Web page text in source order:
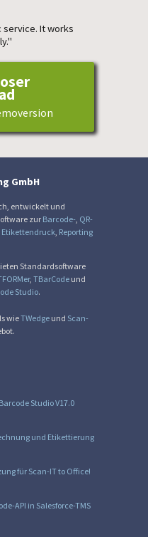
It works
GmbH
entwickelt und
zur Barcode-, QR-
Etikettendruck, Reporting
Standardsoftware
,TBarCode und
Studio.
wieTWedge und Scan-
Studio V17.0
und Etikettierung
für Scan-IT to Office!
API in Salesforce-TMS